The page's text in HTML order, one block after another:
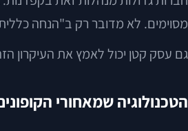
מסוימים. לא מדובר רק ב"הנחה
גם עסק קטן יכול לאמץ את העיקרון
הטכנולוגיה שמאחורי